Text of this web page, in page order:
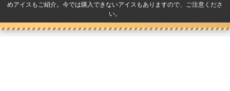
めアイスもご紹介。今では購入できないアイスもありますので、ご注意くださ
い。